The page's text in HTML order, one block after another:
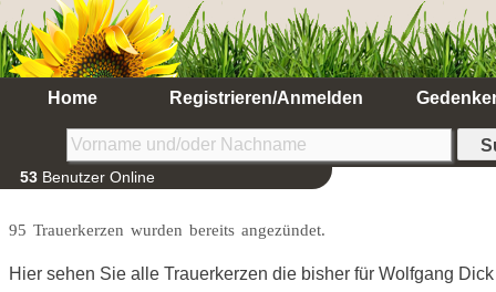
Home Registrieren/Anmelden
53 Benutzer Online
95 Trauerkerzen wurden bereits angezündet.
Hier sehen Sie alle Trauerkerzen die bisher für Wolfgang